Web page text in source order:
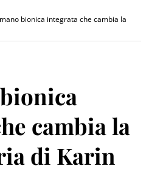
bionica integrata che cambia la
cambia la
di Karin